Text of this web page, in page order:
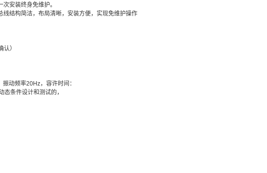
安装终身免维护。
结构简洁，布局清晰，安装方便，实现免维护操作
）
动频率20Hz，容许时间：
条件设计和测试的，